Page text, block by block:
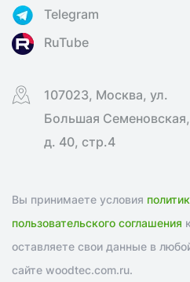
Telegram
RuTube
107023, Москва, ул.
Большая Семеновская,
д. 40, стр.4
Вы принимаете условия
пользовательского соглашения
оставляете свои данные в
сайте woodtec.com.ru.